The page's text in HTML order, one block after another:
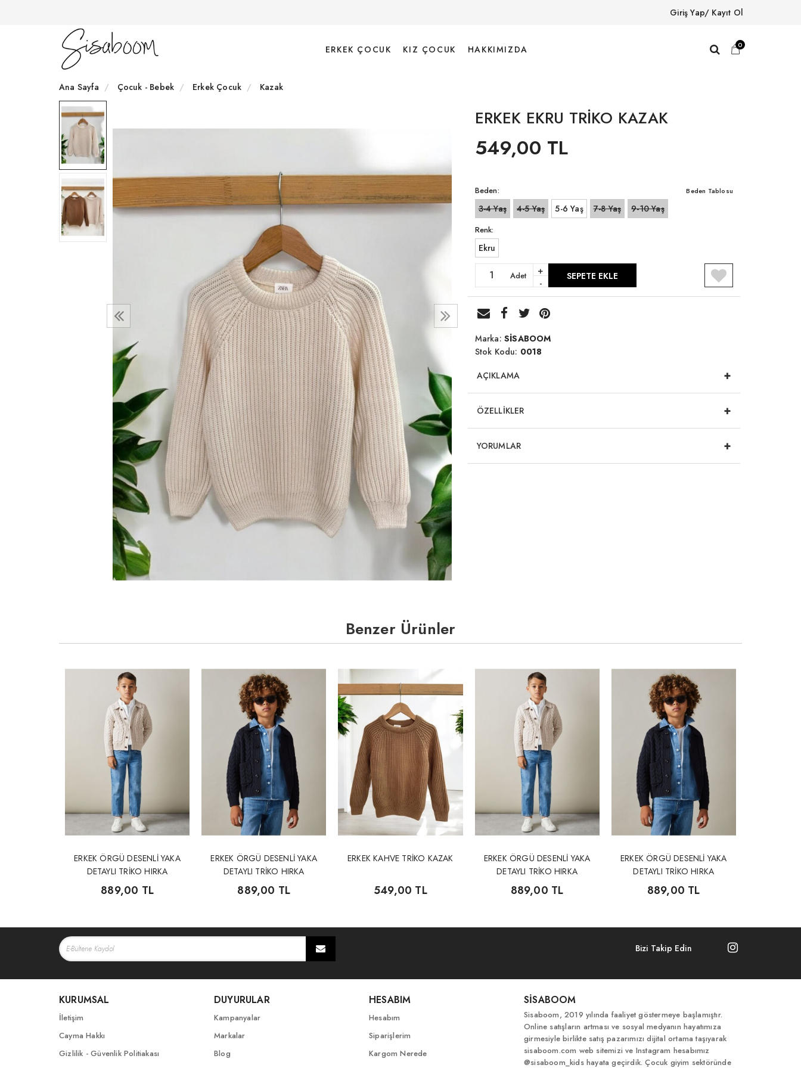
Giriş Yap/ Kayıt Ol
ERKEK ÇOCUK KIZ ÇOCUK HAKKIMIZDA 0
Ana Sayfa Çocuk - Bebek Erkek Çocuk Kazak
ERKEK EKRU TRİKO KAZAK
549,00 TL
Beden: Beden Tablosu
3-4 Yaş 4-5 Yaş 5-6 Yaş 7-8 Yaş 9-10 Yaş
Renk:
Ekru
Adet
+
-
SEPETE EKLE
Marka: SİSABOOM
Stok Kodu: 0018
AÇIKLAMA
+
ÖZELLİKLER +
YORUMLAR +
Benzer Ürünler
ERKEK ÖRGÜ DESENLİ YAKA
DETAYLI TRİKO HIRKA
889,00 TL
ERKEK ÖRGÜ DESENLİ YAKA
DETAYLI TRİKO HIRKA
889,00 TL
ERKEK KAHVE TRİKO KAZAK
549,00 TL
ERKEK ÖRGÜ DESENLİ YAKA
DETAYLI TRİKO HIRKA
889,00 TL
ERKEK ÖRGÜ DESENLİ YAKA
DETAYLI TRİKO HIRKA
889,00 TL
Bizi Takip Edin
KURUMSAL
İletişim
Cayma Hakkı
Gizlilik - Güvenlik Politiakası
DUYURULAR
Kampanyalar
Markalar
Blog
HESABIM
Hesabım
Siparişlerim
Kargom Nerede
SİSABOOM
Sisaboom, 2019 yılında faaliyet göstermeye başlamıştır.
Online satışların artması ve sosyal medyanın hayatımıza
girmesiyle birlikte satış pazarımızı dijital ortama taşıyarak
sisaboom.com web sitemizi ve Instagram hesabımız
@sisaboom_kids hayata geçirdik. Çocuk giyim sektöründe